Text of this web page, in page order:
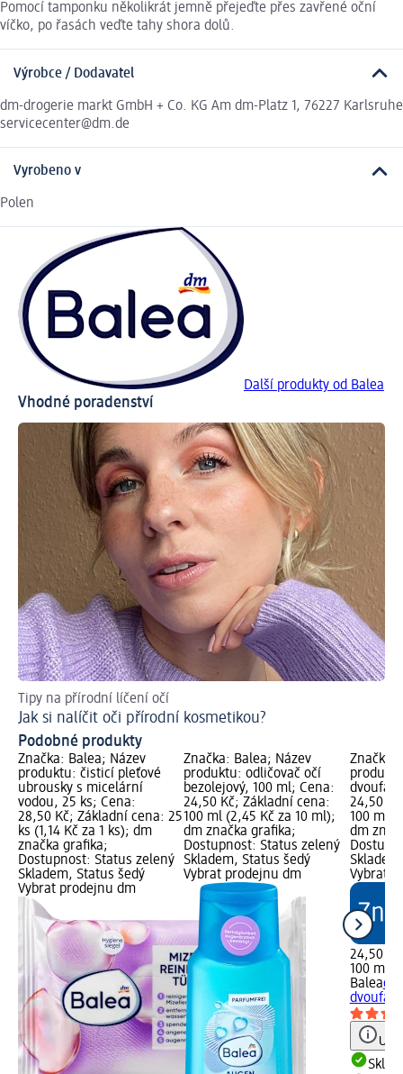
Pomocí tamponku několikrát jemně přejeďte přes zavřené oční
víčko, po řasách veďte tahy shora dolů.
Výrobce / Dodavatel
dm-drogerie markt GmbH + Co. KG Am dm-Platz 1, 76227 Karlsruhe
servicecenter@dm.de
Vyrobeno v
Polen
Další produkty od Balea
Vhodné poradenství
Tipy na přírodní líčení očí
Jak si nalíčit oči přírodní kosmetikou?
Podobné produkty
Značka: Balea; Název
produktu: čisticí pleťové
ubrousky s micelární
vodou, 25 ks; Cena:
28,50 Kč; Základní cena: 25
ks (1,14 Kč za 1 ks); dm
značka grafika;
Dostupnost: Status zelený
Skladem, Status šedý
Vybrat prodejnu dm
Značka: Balea; Název
produktu: odličovač očí
bezolejový, 100 ml; Cena:
24,50 Kč; Základní cena:
100 ml (2,45 Kč za 10 ml);
dm značka grafika;
Dostupnost: Status zelený
Skladem, Status šedý
Vybrat prodejnu dm
Značka:
24,50
100 ml
dm
Vybrat
24,50 Kč
100 ml
Balea